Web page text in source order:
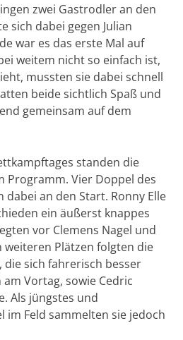
zwei Gastrodler an den
sich dabei gegen Julian
war es das erste Mal auf
weitem nicht so einfach ist,
mussten sie dabei schnell
beide sichtlich Spaß und
gemeinsam auf dem
standen die
Programm. Vier Doppel des
dabei an den Start. Ronny Elle
ein äußerst knappes
vor Clemens Nagel und
weiteren Plätzen folgten die
sich fahrerisch besser
Vortag, sowie Cedric
Als jüngstes und
im Feld sammelten sie jedoch